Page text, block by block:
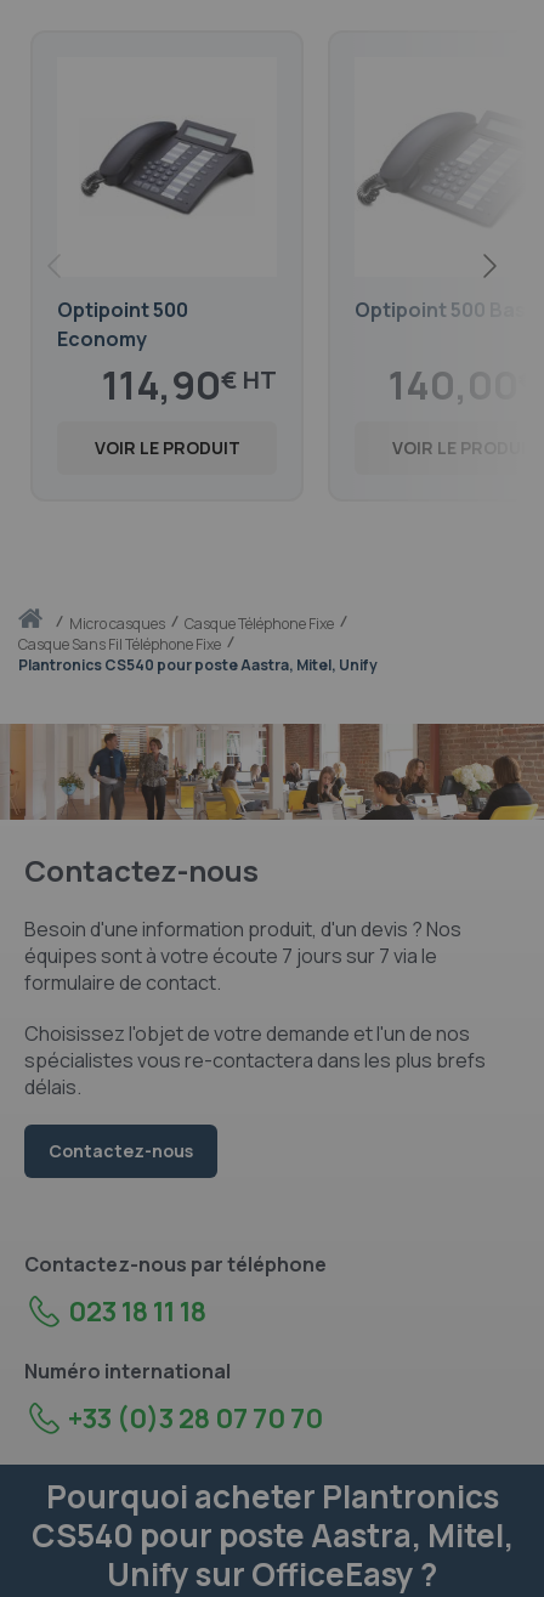
Accueilmicro casques
Casque Téléphone Fixe
Casque Sans Fil Téléphone Fixe
Plantronics CS540 pour poste Aastra, Mitel, Unify
Optipoint 500
Economy
114,90€
VOIR LE PRODUIT
Optipoint 500 Basic
140,00
VOIR LE PRODUIT
Contactez-nous
Besoin d'une information produit, d'un devis ? Nos
équipes sont à votre écoute 7 jours sur 7 via le
formulaire de contact.
Choisissez l'objet de votre demande et l'un de nos
spécialistes vous re-contactera dans les plus brefs
délais.
Contactez-nous
Contactez-nous par téléphone
023 18 11 18
Numéro international
+33 (0)3 28 07 70 70
Pourquoi acheter Plantronics
CS540 pour poste Aastra, Mitel,
Unify sur OfficeEasy ?